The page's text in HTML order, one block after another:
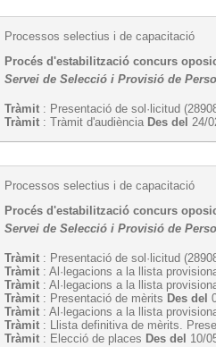
Processos selectius i de capacitació
Procés d'estabilització concurs
Servei de Selecció i Provisió de
Tràmit : Presentació de sol·licitud
Tràmit : Tràmit d'audiència Des del 24/
Processos selectius i de capacitació
Procés d'estabilització concurs
Servei de Selecció i Provisió de
Tràmit : Presentació de sol·licitud
Tràmit : Al·legacions a la llista
Tràmit : Al·legacions a la llista
Tràmit : Presentació de mèrits Des del
Tràmit : Al·legacions a la llista
Tràmit : Llista definitiva de mèrits.
Tràmit : Elecció de places Des del 10/